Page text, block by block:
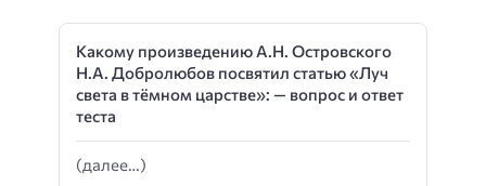
Какому произведению А.Н. Островского
Н.А. Добролюбов посвятил статью «Луч
света в тёмном царстве»: — вопрос и ответ
теста
(далее…)